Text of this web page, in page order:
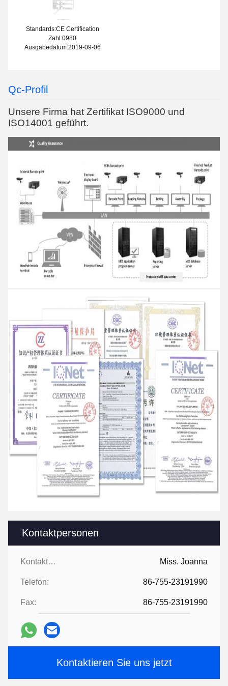
Kontaktpersonen
Kontaktpersonen: Miss. Joanna
Telefon: 86-755-23191990
Fax: 86-755-23191990
Kontaktieren Sie uns jetzt
Standards:CE Certification
Zahl:0980
Ausgabedatum:2019-09-06
Qc-Profil
Unsere Firma hat Zertifikat ISO9000 und
ISO14001 geführt.